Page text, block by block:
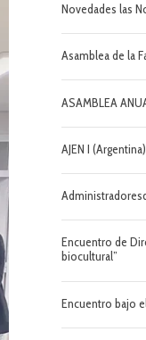
Novedades las
Asamblea de la
ASAMBLEA
AJEN I (Argentina)
Encuentro de
biocultural”
Encuentro bajo